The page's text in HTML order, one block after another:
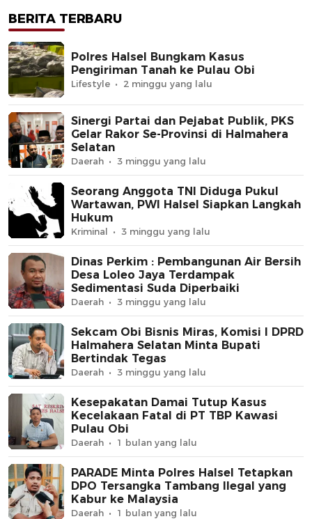
BERITA TERBARU
Polres Halsel Bungkam Kasus
Pengiriman Tanah ke Pulau Obi
Lifestyle 2 minggu yang lalu
Sinergi Partai dan Pejabat Publik, PKS
Gelar Rakor Se-Provinsi di Halmahera
Selatan
Daerah 3 minggu yang lalu
Seorang Anggota TNI Diduga Pukul
Wartawan, PWI Halsel Siapkan Langkah
Hukum
Kriminal 3 minggu yang lalu
Dinas Perkim : Pembangunan Air Bersih
Desa Loleo Jaya Terdampak
Sedimentasi Suda Diperbaiki
Daerah 3 minggu yang lalu
Sekcam Obi Bisnis Miras, Komisi I DPRD
Halmahera Selatan Minta Bupati
Bertindak Tegas
Daerah 3 minggu yang lalu
Kesepakatan Damai Tutup Kasus
Kecelakaan Fatal di PT TBP Kawasi
Pulau Obi
Daerah 1 bulan yang lalu
PARADE Minta Polres Halsel Tetapkan
DPO Tersangka Tambang Ilegal yang
Kabur ke Malaysia
Daerah 1 bulan yang lalu